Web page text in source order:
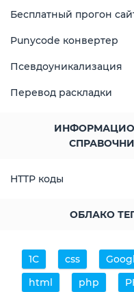
Бесплатный прогон
Punycode конвертер
Псевдоуникализация
Перевод раскладки
HTTP коды
ОБЛАКО
1С css
html
php
на его
(Во
в